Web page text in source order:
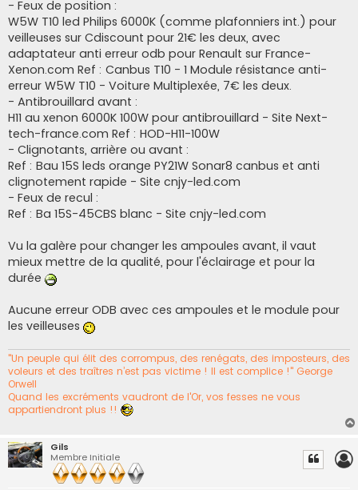
- Feux de position :
W5W T10 led Philips 6000K (comme plafonniers int.) pour
veilleuses sur Cdiscount pour 21€ les deux, avec
adaptateur anti erreur odb pour Renault sur France-
Xenon.com Ref : Canbus T10 - 1 Module résistance anti-
erreur W5W T10 - Voiture Multiplexée, 7€ les deux.
- Antibrouillard avant :
H11 au xenon 6000K 100W pour antibrouillard - Site Next-
tech-france.com Ref : HOD-H11-100W
- Clignotants, arrière ou avant :
Ref : Bau 15S leds orange PY21W Sonar8 canbus et anti
clignotement rapide - Site cnjy-led.com
- Feux de recul :
Ref : Ba 15S-45CBS blanc - Site cnjy-led.com
Vu la galère pour changer les ampoules avant, il vaut
mieux mettre de la qualité, pour l'éclairage et pour la
durée
Aucune erreur ODB avec ces ampoules et le module pour
les veilleuses
"Un peuple qui élit des corrompus, des renégats, des imposteurs, des
voleurs et des traîtres n’est pas victime ! Il est complice !" George
Orwell
Quand les excréments vaudront de l'Or, vos fesses ne vous
appartiendront plus !!
Gils
Membre Initiale